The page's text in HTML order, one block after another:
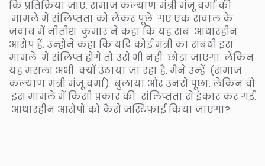
कि प्रतिक्रिया जाए. समाज कल्‍याण मंत्री मंजू वर्मा की
मामले में संलिप्‍तता को लेकर पूछे गए एक सवाल के
जवाब में नीतीश कुमार ने कहा कि यह सब आधारहीन
आरोप हैं. उन्‍होंने कहा कि यदि कोई मंत्री का संबंधी इस
मामले में संलिप्‍त होंगे तो उसे भी नहीं छोड़ा जाएगा. लेकिन
यह मसला अभी क्‍यों उठाया जा रहा है. मैंने उन्‍हें (समाज
कल्‍याण मंत्री मंजू वर्मा) बुलाया और उनसे पूछा. लेकिन वो
इस मामले में किसी प्रकार की संलिप्‍तता से इंकार कर गईं.
आधारहीन आरोपों को कैसे जस्टिफाई किया जाएगा?